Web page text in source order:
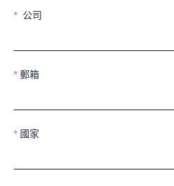
公司
郵箱
國家